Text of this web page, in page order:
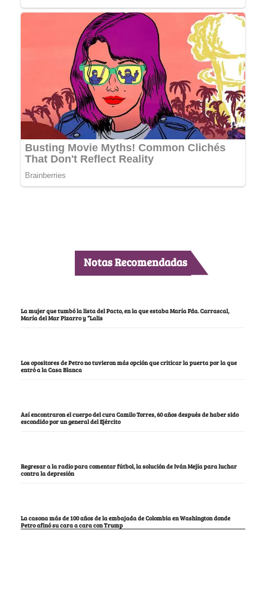
Notas Recomendadas
La mujer que tumbó la lista del Pacto, en la que estaba María Fda. Carrascal,
María del Mar Pizarro y “Lalis
Los opositores de Petro no tuvieron más opción que criticar la puerta por la que
entró a la Casa Blanca
Así encontraron el cuerpo del cura Camilo Torres, 60 años después de haber sido
escondido por un general del Ejército
Regresar a la radio para comentar fútbol, la solución de Iván Mejía para luchar
contra la depresión
La casona más de 100 años de la embajada de Colombia en Washington donde
Petro afinó su cara a cara con Trump